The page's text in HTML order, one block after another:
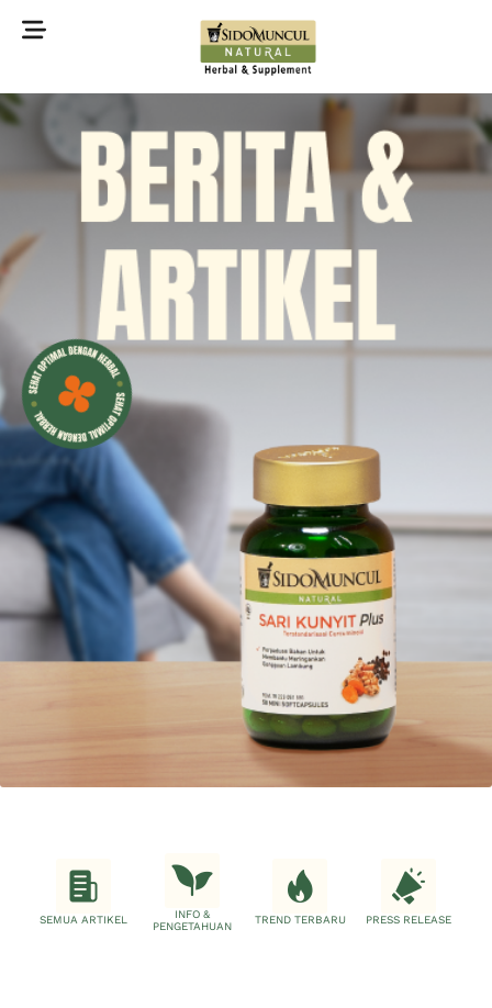
©2022 Sidomuncul Natural All right reserved
SEMUA ARTIKEL
INFO &
PENGETAHUAN
TREND TERBARU PRESS RELEASE